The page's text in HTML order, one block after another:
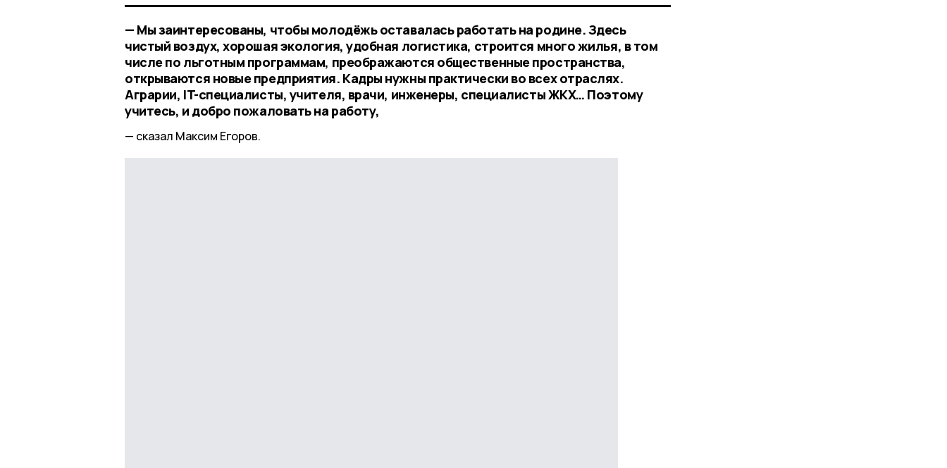
— Мы заинтересованы, чтобы молодёжь оставалась работать на родине. Здесь
чистый воздух, хорошая экология, удобная логистика, строится много жилья, в том
числе по льготным программам, преображаются общественные пространства,
открываются новые предприятия. Кадры нужны практически во всех отраслях.
Аграрии, IT-специалисты, учителя, врачи, инженеры, специалисты ЖКХ… Поэтому
учитесь, и добро пожаловать на работу,
сказал Максим Егоров.